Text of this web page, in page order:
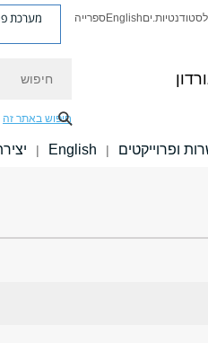
סטודנטיות.יםEnglishספרייה מערכת
חיפוש באתר זה
ופרוייקטים |
English
|